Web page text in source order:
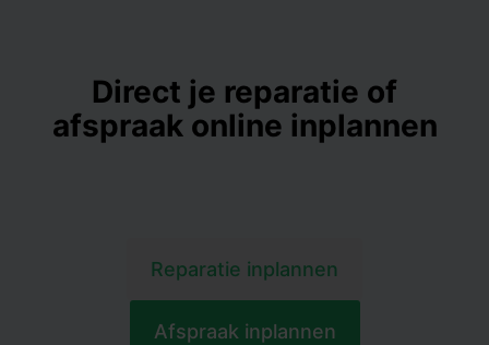
Direct je reparatie of
afspraak online inplannen
Reparatie inplannen
Afspraak inplannen